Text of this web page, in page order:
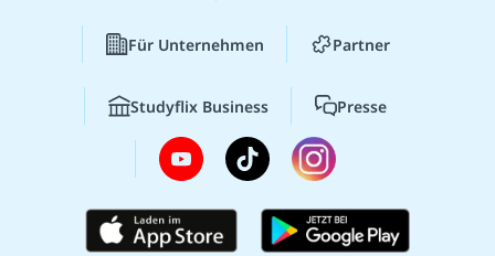
Für Unternehmen Partner
Studyflix Business Presse